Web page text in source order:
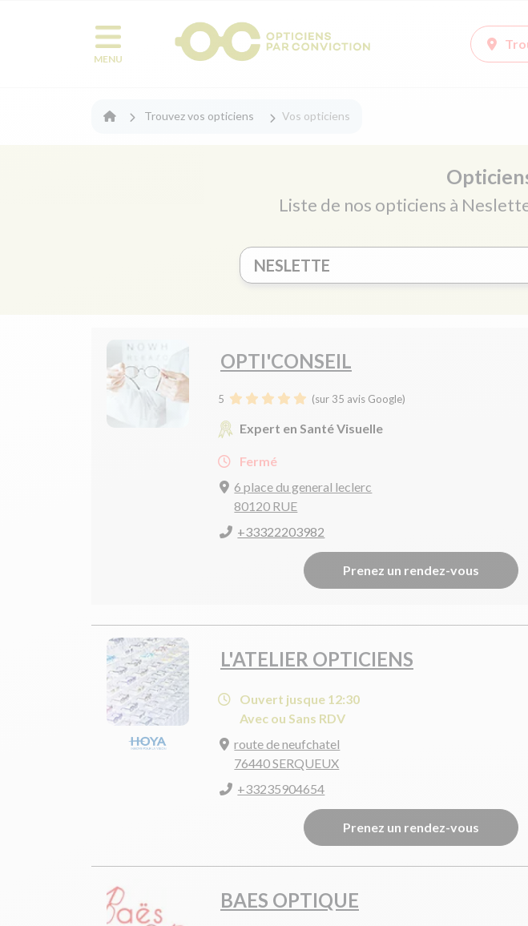
MENU
Trouvez vos opticiens Vos opticiens
Liste de nos opticiens à
OPTI'CONSEIL
5 (sur 35 avis Google)
Expert en Santé Visuelle
Fermé
6 place du general leclerc
80120 RUE
+33322203982
Prenez un rendez-vous
L'ATELIER OPTICIENS
Ouvert jusque 12:30
Avec ou Sans RDV
route de neufchatel
76440 SERQUEUX
+33235904654
Prenez un rendez-vous
BAES OPTIQUE